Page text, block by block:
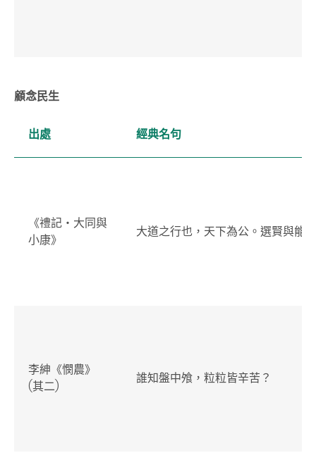
顧念民生
出處 經典名句
《禮記‧大同與
小康》
大道之行也，天下為公。選賢與能
李紳《憫農》
(其二)
誰知盤中飧，粒粒皆辛苦？